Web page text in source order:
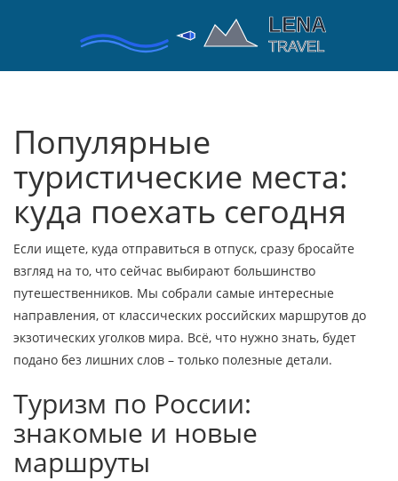
Популярные
туристические места:
куда поехать сегодня
Если ищете, куда отправиться в отпуск, сразу бросайте
взгляд на то, что сейчас выбирают большинство
путешественников. Мы собрали самые интересные
направления, от классических российских маршрутов до
экзотических уголков мира. Всё, что нужно знать, будет
подано без лишних слов – только полезные детали.
Туризм по России:
знакомые и новые
маршруты